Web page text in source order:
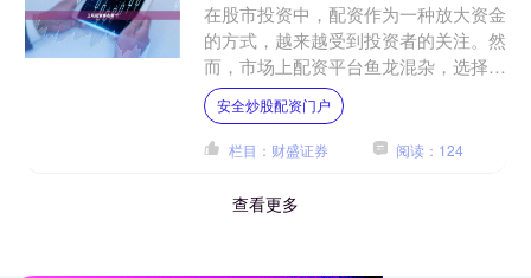
在股市投资中，配资作为一种放大资金
的方式，越来越受到投资者的关注。然
而，市场上配资平台鱼龙混杂，选择一
家正规、安全的配资平台至关重要。本
文将为您梳理正规配资排名....
安全炒股配资门户
栏目：财盛证券 阅读：124
查看更多